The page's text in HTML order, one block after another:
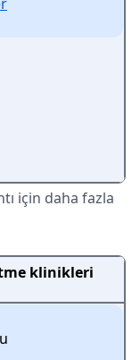
için daha fazla
klinikleri